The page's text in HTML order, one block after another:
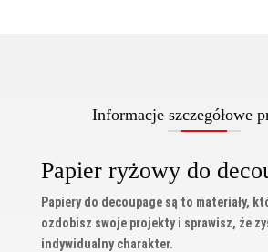
Informacje szczegółowe
Papier ryżowy do
Papiery do decoupage są to materiały,
ozdobisz swoje projekty i sprawisz, że
indywidualny charakter.